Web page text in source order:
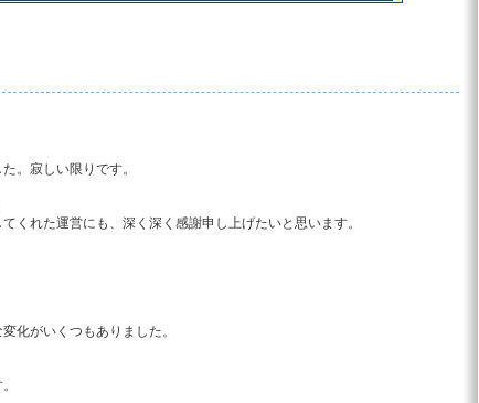
。寂しい限りです。
れた運営にも、深く深く感謝申し上げたいと思います。
化がいくつもありました。